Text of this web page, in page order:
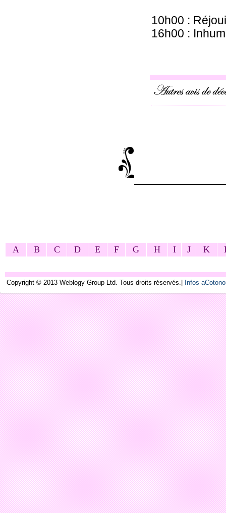
10h00 :
16h00 :
A B C D E F G H I J K
Copyright © 2013 Weblogy Group Ltd. Tous droits réservés.| Infos